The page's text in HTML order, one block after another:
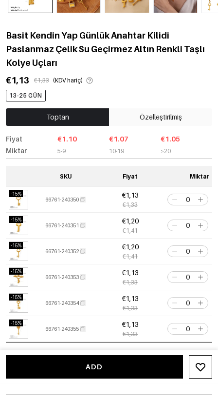
Basit Kendin Yap Günlük Anahtar Kilidi
Paslanmaz Çelik Su Geçirmez Altın Renkli Taşlı
Kolye Uçları
€1,13
€1,33 (KDV hariç)
13-25 GÜN
Toptan Özelleştirilmiş
Fiyat
Miktar
€1.10
5-9
€1.07
10-19
€1.05
≥20
SKU Fiyat Miktar
-15%
66761-240350
€1,13
€1,33
-15%
66761-240351
€1,20
€1,41
-15%
66761-240352
€1,20
€1,41
-15%
66761-240353
€1,13
€1,33
-15%
66761-240354
€1,13
€1,33
-15%
66761-240355
€1,13
€1,33
66761-240356
66761-240357
ADD